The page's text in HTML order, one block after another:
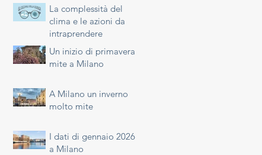
La complessità del
clima e le azioni da
intraprendere
Un inizio di primavera
mite a Milano
A Milano un inverno
molto mite
I dati di gennaio 2026
a Milano